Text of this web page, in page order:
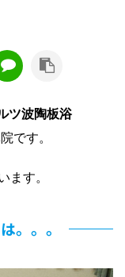
ツ波陶板浴
です。
ます。
。。。